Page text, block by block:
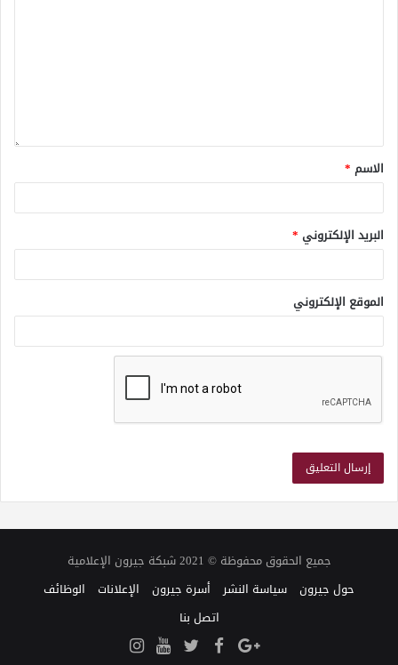
الاسم *
البريد الإلكتروني *
الموقع الإلكتروني
جميع الحقوق محفوظة © 2021 شبكة جيرون الإعلامية
حول جيرون سياسة النشر أسرة جيرون الإعلانات الوظائف
اتصل بنا